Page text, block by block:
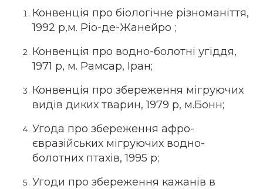
Конвенція про біологічне різноманіття,
1992 р,м. Ріо-де-Жанейро ;
Конвенція про водно-болотні угіддя,
1971 р, м. Рамсар, Іран;
Конвенція про збереження мігруючих
видів диких тварин, 1979 р, м.Бонн;
Угода про збереження афро-
євразійських мігруючих водно-
болотних птахів, 1995 р;
Угоди про збереження кажанів в